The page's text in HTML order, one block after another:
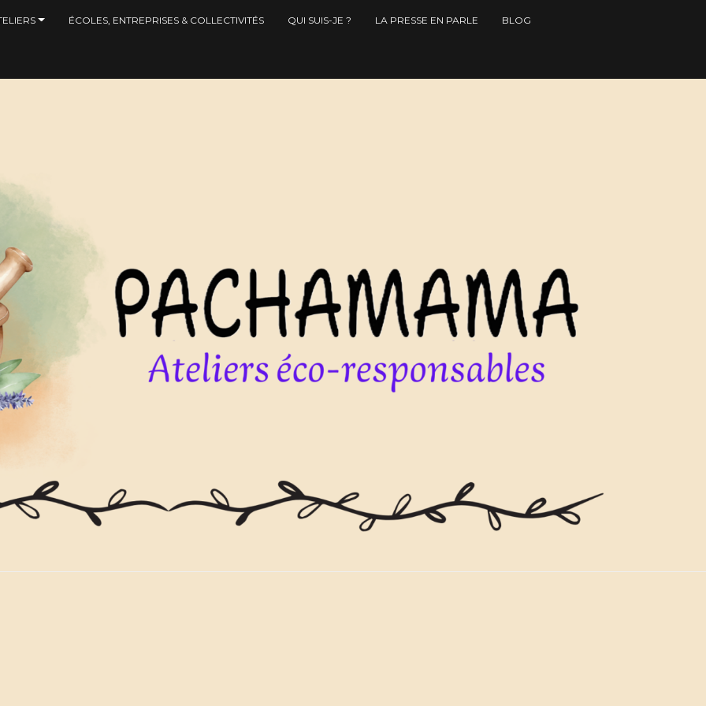
ÉCOLES, ENTREPRISES & COLLECTIVITÉS QUI SUIS-JE ? LA PRESSE EN PARLE BLOG